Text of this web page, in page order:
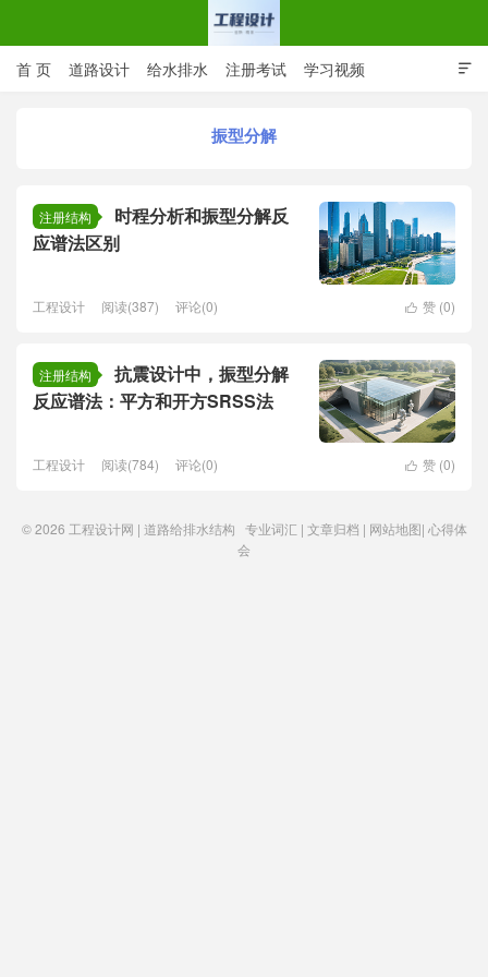

首 页 道路设计 给水排水 注册考试 学习视频
振型分解
注册结构
时程分析和振型分解反
应谱法区别
 赞 (0)
工程设计 阅读(387) 评论(0)
注册结构
抗震设计中，振型分解
反应谱法：平方和开方SRSS法
 赞 (0)
工程设计 阅读(784) 评论(0)
© 2026 工程设计网 | 道路给排水结构 专业词汇 | 文章归档 | 网站地图| 心得体
会